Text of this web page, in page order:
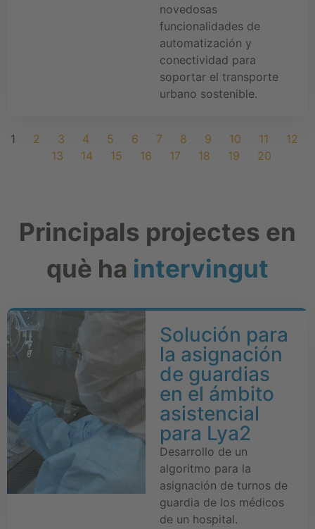
novedosas
funcionalidades de
automatización y
conectividad para
soportar el transporte
urbano sostenible.
1 2 3 4 5 6 7 8 9 10 11
12
13
14 15 16 17 18 19 20
Principals projectes en
què ha intervingut
Solución para
la asignación
de guardias
en el ámbito
asistencial
para Lya2
Desarrollo de un
algoritmo para la
asignación de turnos de
guardia de los médicos
de un hospital.